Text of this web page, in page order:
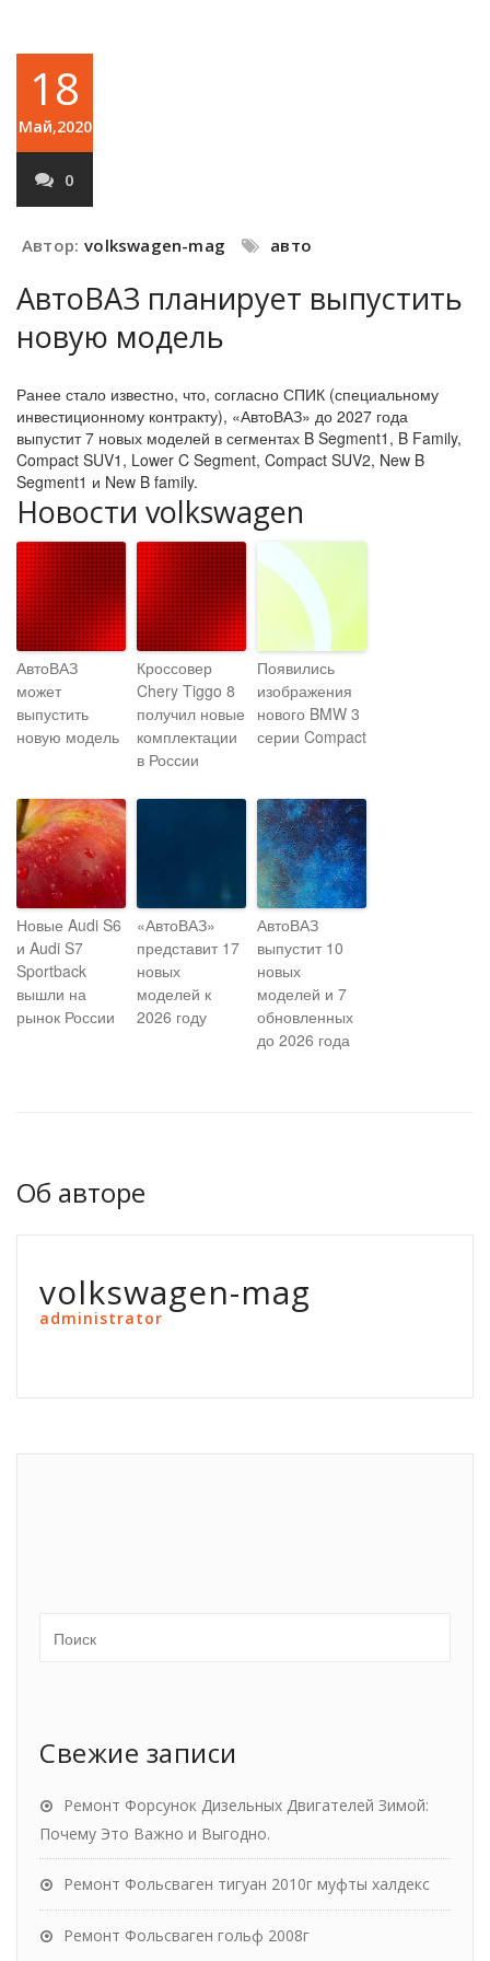
18
Май,2020
0
Автор: volkswagen-mag авто
АвтоВАЗ планирует выпустить
новую модель
Ранее стало известно, что, согласно СПИК (специальному
инвестиционному контракту), «АвтоВАЗ» до 2027 года
выпустит 7 новых моделей в сегментах B Segment1, B Family,
Compact SUV1, Lower C Segment, Compact SUV2, New B
Segment1 и New B family.
Новости volkswagen
АвтоВАЗ
может
выпустить
новую модель
Кроссовер
Chery Tiggo 8
получил новые
комплектации
в России
Появились
изображения
нового BMW 3
серии Compact
Новые Audi S6
и Audi S7
Sportback
вышли на
рынок России
«АвтоВАЗ»
представит 17
новых
моделей к
2026 году
АвтоВАЗ
выпустит 10
новых
моделей и 7
обновленных
до 2026 года
Об авторе
volkswagen-mag
administrator
Свежие записи
Ремонт Форсунок Дизельных Двигателей Зимой:
Почему Это Важно и Выгодно.
Ремонт Фольсваген тигуан 2010г муфты халдекс
Ремонт Фольсваген гольф 2008г